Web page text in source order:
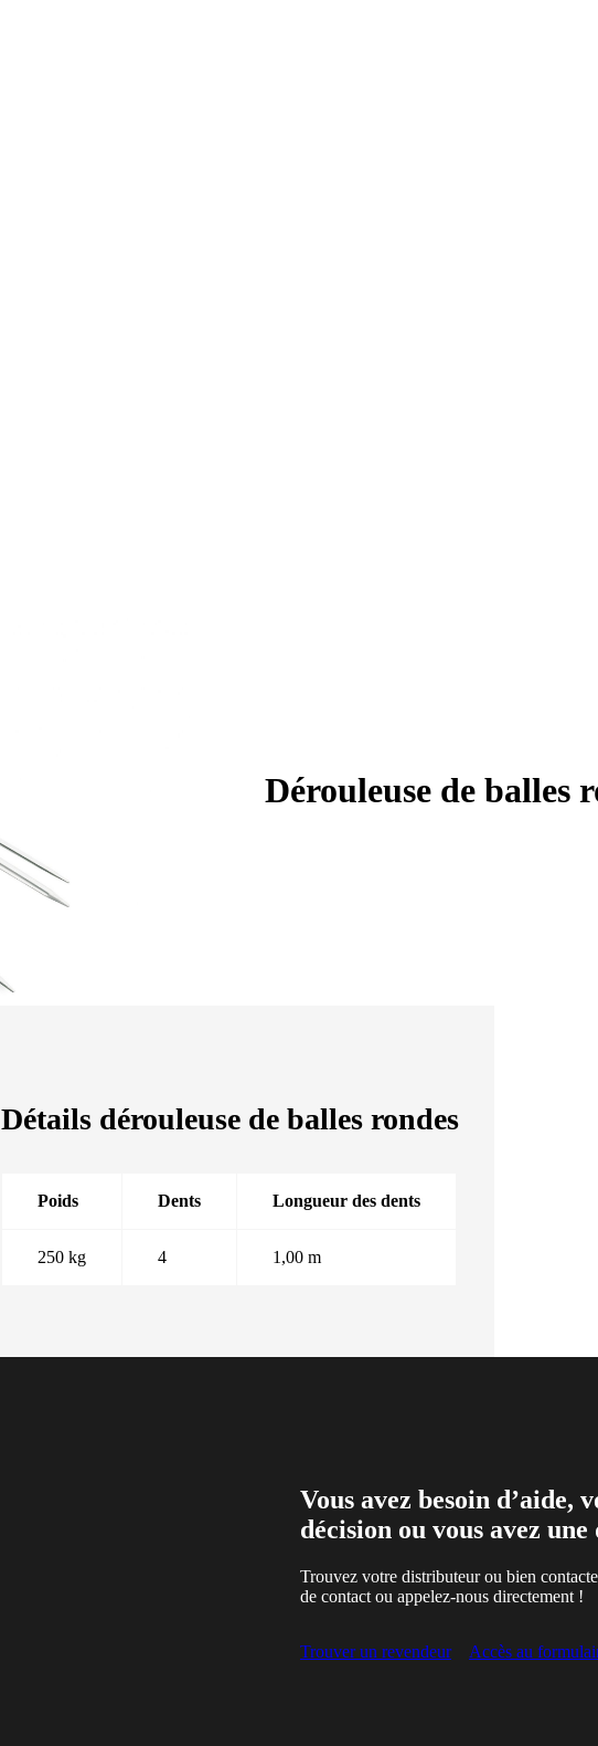
Dérouleuse de balles
Détails dérouleuse de balles rondes
Poids Dents Longueur des dents
250 kg 4 1,00 m
Vous avez besoin d’aide,
décision ou vous avez
Trouvez votre distributeur ou bien
de contact ou appelez-nous directement !
Trouver un revendeur Accès au